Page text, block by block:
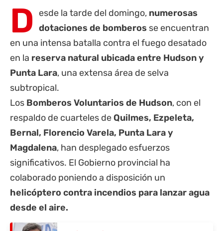
D esde la tarde del domingo, numerosas
dotaciones de bomberos se encuentran
en una intensa batalla contra el fuego desatado
en la reserva natural ubicada entre Hudson y
Punta Lara, una extensa área de selva
subtropical.
Los Bomberos Voluntarios de Hudson, con el
respaldo de cuarteles de Quilmes, Ezpeleta,
Bernal, Florencio Varela, Punta Lara y
Magdalena, han desplegado esfuerzos
significativos. El Gobierno provincial ha
colaborado poniendo a disposición un
helicóptero contra incendios para lanzar agua
desde el aire.